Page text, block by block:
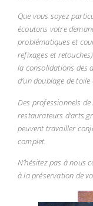
Que vous soyez
écoutons votre
problématiques et
refixages et
la consolidations des
d’un doublage de
Des professionnels
restaurateurs d’arts
peuvent travailler
complet.
N’hésitez pas à nous
à la préservation de